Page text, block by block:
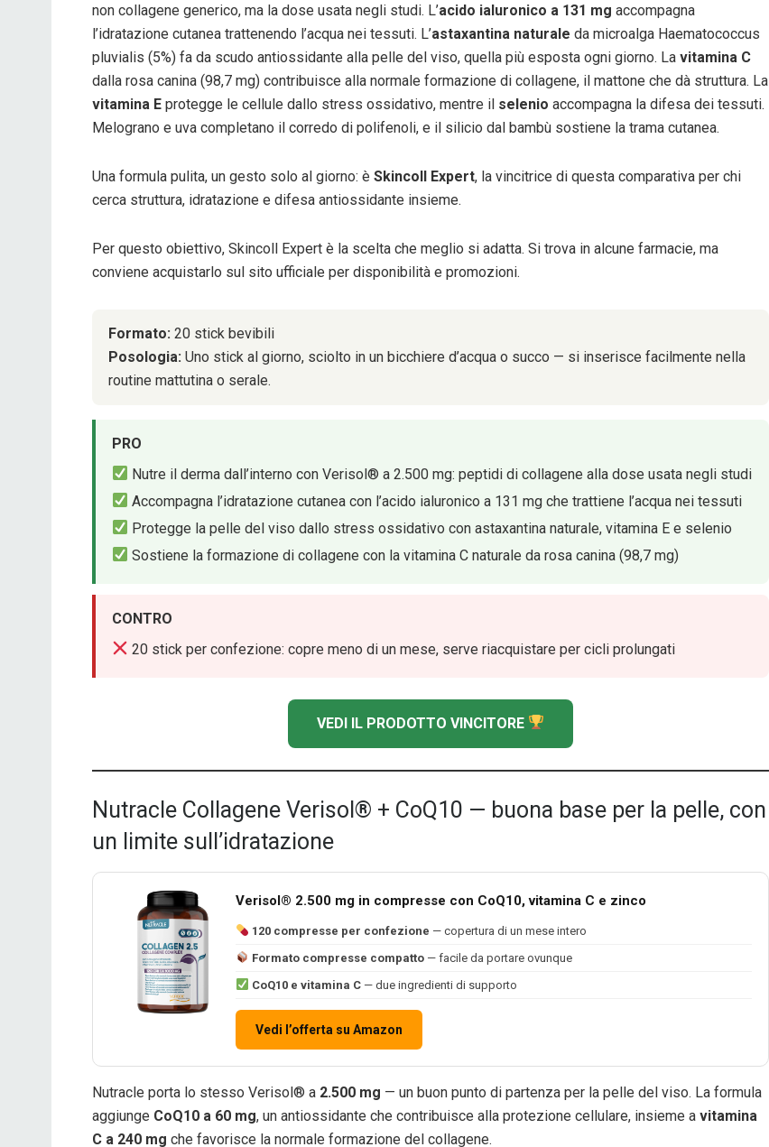
non collagene generico, ma la dose usata negli studi. L’acido ialuronico a 131 mg accompagna
l’idratazione cutanea trattenendo l’acqua nei tessuti. L’astaxantina naturale da microalga Haematococcus
pluvialis (5%) fa da scudo antiossidante alla pelle del viso, quella più esposta ogni giorno. La vitamina C
dalla rosa canina (98,7 mg) contribuisce alla normale formazione di collagene, il mattone che dà struttura. La
vitamina E protegge le cellule dallo stress ossidativo, mentre il selenio accompagna la difesa dei tessuti.
Melograno e uva completano il corredo di polifenoli, e il silicio dal bambù sostiene la trama cutanea.
Una formula pulita, un gesto solo al giorno: è Skincoll Expert, la vincitrice di questa comparativa per chi
cerca struttura, idratazione e difesa antiossidante insieme.
Per questo obiettivo, Skincoll Expert è la scelta che meglio si adatta. Si trova in alcune farmacie, ma
conviene acquistarlo sul sito ufficiale per disponibilità e promozioni.
Formato: 20 stick bevibili
Posologia: Uno stick al giorno, sciolto in un bicchiere d’acqua o succo — si inserisce facilmente nella
routine mattutina o serale.
PRO
Nutre il derma dall’interno con Verisol® a 2.500 mg: peptidi di collagene alla dose usata negli studi
Accompagna l’idratazione cutanea con l’acido ialuronico a 131 mg che trattiene l’acqua nei tessuti
Protegge la pelle del viso dallo stress ossidativo con astaxantina naturale, vitamina E e selenio
Sostiene la formazione di collagene con la vitamina C naturale da rosa canina (98,7 mg)
CONTRO
20 stick per confezione: copre meno di un mese, serve riacquistare per cicli prolungati
VEDI IL PRODOTTO VINCITORE
Nutracle Collagene Verisol® + CoQ10 — buona base per la pelle, con
un limite sull’idratazione
Verisol® 2.500 mg in compresse con CoQ10, vitamina C e zinco
120 compresse per confezione — copertura di un mese intero
Formato compresse compatto— facile da portare ovunque
CoQ10 e vitamina C— due ingredienti di supporto
Vedi l’offerta su Amazon
Nutracle porta lo stesso Verisol® a 2.500 mg — un buon punto di partenza per la pelle del viso. La formula
aggiunge CoQ10 a 60 mg, un antiossidante che contribuisce alla protezione cellulare, insieme a vitamina
C a 240 mg che favorisce la normale formazione del collagene.